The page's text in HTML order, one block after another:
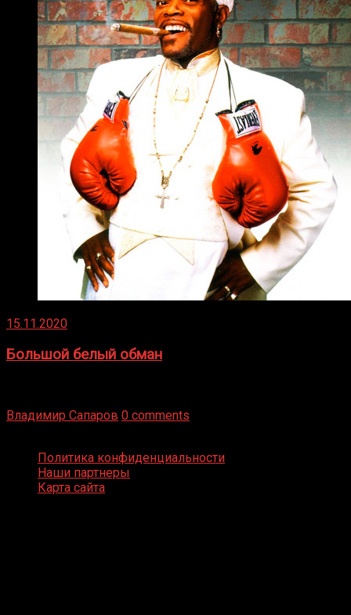
15.11.2020
Большой белый обман
Владимир Сапаров 0 comments
Политика конфиденциальности
Наши партнеры
Карта сайта